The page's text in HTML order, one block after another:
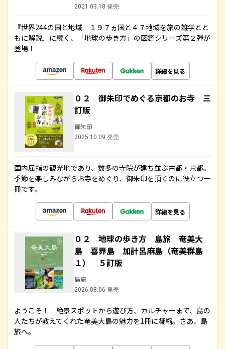
2021.03.18 発売
『世界244の国と地域 １９７ヵ国と４７地域を旅の雑学とと
もに解説』に続く、「地球の歩き方」の図鑑シリーズ第２弾が
登場！
詳細を見る
０２ 御朱印でめぐる京都のお寺 三
訂版
御朱印
2025.10.09 発売
国内屈指の観光地であり、数多の寺院が建ち並ぶ古都・京都。
季節を楽しみながらお寺をめぐり、御朱印を頂くのに役立つ一
冊です。
詳細を見る
０２ 地球の歩き方 島旅 奄美大
島 喜界島 加計呂麻島（奄美群島
１） ５訂版
島旅
2026.08.06 発売
ようこそ！ 絶景スポットから遊び方、カルチャーまで、島の
人たちが教えてくれた奄美大島の魅力を1冊に凝縮。さあ、島
旅へ。